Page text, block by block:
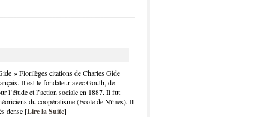
» Florilèges citations de Charles Gide
Il est le fondateur avec Gouth, de
l’étude et l’action sociale en 1887. Il fut
du coopératisme (Ecole de Nîmes). Il
dense [Lire la Suite]